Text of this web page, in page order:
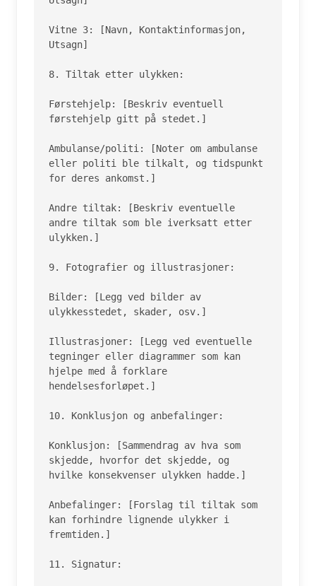
Vitne 3: [Navn, Kontaktinformasjon,
Utsagn]
8. Tiltak etter ulykken:
Førstehjelp: [Beskriv eventuell
førstehjelp gitt på stedet.]
Ambulanse/politi: [Noter om ambulanse
eller politi ble tilkalt, og tidspunkt
for deres ankomst.]
Andre tiltak: [Beskriv eventuelle
andre tiltak som ble iverksatt etter
ulykken.]
9. Fotografier og illustrasjoner:
Bilder: [Legg ved bilder av
ulykkesstedet, skader, osv.]
Illustrasjoner: [Legg ved eventuelle
tegninger eller diagrammer som kan
hjelpe med å forklare
hendelsesforløpet.]
10. Konklusjon og anbefalinger:
Konklusjon: [Sammendrag av hva som
skjedde, hvorfor det skjedde, og
hvilke konsekvenser ulykken hadde.]
Anbefalinger: [Forslag til tiltak som
kan forhindre lignende ulykker i
fremtiden.]
11. Signatur: